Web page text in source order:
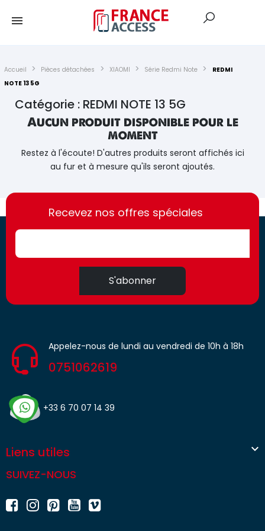
Accueil Pièces détachées XIAOMI Série Redmi Note
REDMI
NOTE 13 5G
Catégorie : REDMI NOTE 13 5G
Aucun produit disponible pour le
moment
Restez à l'écoute! D'autres produits seront affichés ici
au fur et à mesure qu'ils seront ajoutés.
https://france-
access.fr
https://france-
access.fr
Recevez nos offres spéciales
S'abonner
Appelez-nous de lundi au vendredi de 10h à 18h
0751062619
+33 6 70 07 14 39
Liens utiles 
SUIVEZ-NOUS